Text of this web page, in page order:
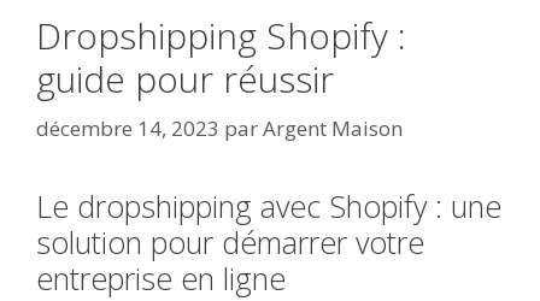
Dropshipping Shopify :
guide pour réussir
décembre 14, 2023 parArgent Maison
Le dropshipping avec Shopify : une
solution pour démarrer votre
entreprise en ligne